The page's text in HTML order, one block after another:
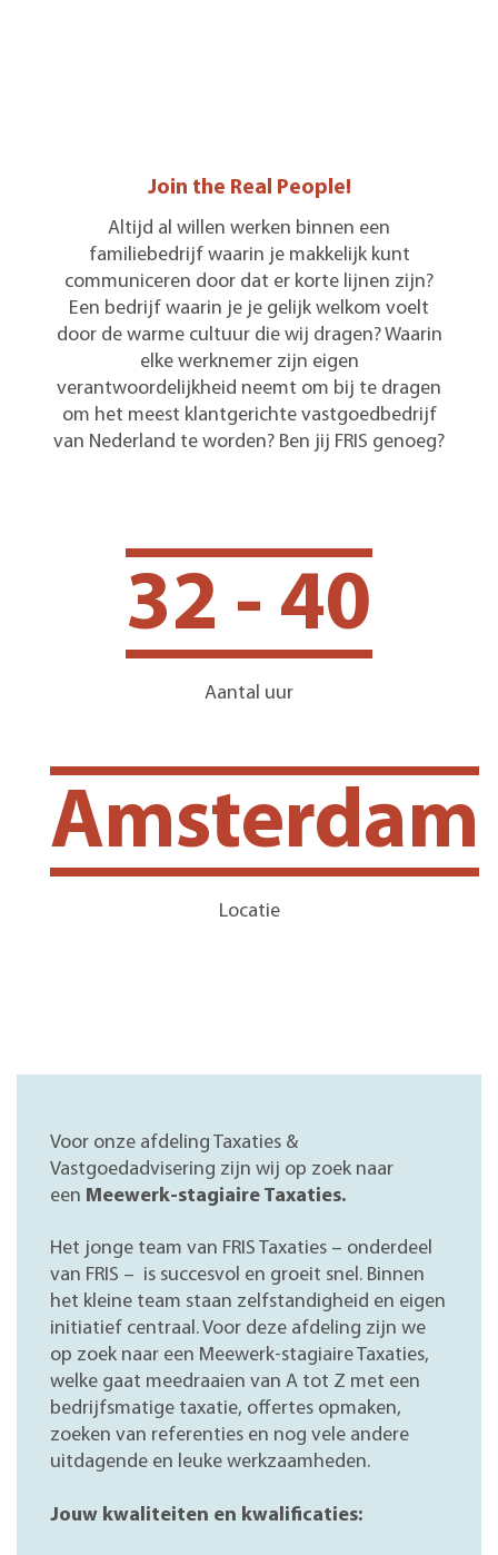
Join the Real People!
Altijd al willen werken binnen een
familiebedrijf waarin je makkelijk kunt
communiceren door dat er korte lijnen zijn?
Een bedrijf waarin je je gelijk welkom voelt
door de warme cultuur die wij dragen? Waarin
elke werknemer zijn eigen
verantwoordelijkheid neemt om bij te dragen
om het meest klantgerichte vastgoedbedrijf
van Nederland te worden? Ben jij FRIS genoeg?
32 - 40
Aantal uur
Amsterdam
Locatie
Voor onze afdeling Taxaties &
Vastgoedadvisering zijn wij op zoek naar
een Meewerk-stagiaire Taxaties.
Het jonge team van FRIS Taxaties – onderdeel
van FRIS – is succesvol en groeit snel. Binnen
het kleine team staan zelfstandigheid en eigen
initiatief centraal. Voor deze afdeling zijn we
op zoek naar een Meewerk-stagiaire Taxaties,
welke gaat meedraaien van A tot Z met een
bedrijfsmatige taxatie, offertes opmaken,
zoeken van referenties en nog vele andere
uitdagende en leuke werkzaamheden.
Jouw kwaliteiten en kwalificaties: